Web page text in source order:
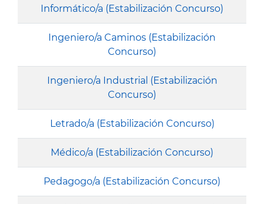
Informático/a (Estabilización Concurso)
Ingeniero/a Caminos (Estabilización
Concurso)
Ingeniero/a Industrial (Estabilización
Concurso)
Letrado/a (Estabilización Concurso)
Médico/a (Estabilización Concurso)
Pedagogo/a (Estabilización Concurso)